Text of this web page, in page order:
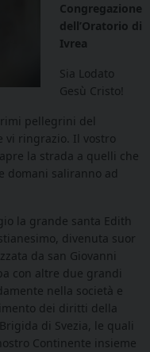
Congregazione
dell’Oratorio di
Ivrea
Sia Lodato
Gesù Cristo!
pellegrini del
vi ringrazio. Il vostro
la strada a quelli che
domani saliranno ad
la grande santa Edith
divenuta suor
da san Giovanni
con altre due grandi
nella società e
dei diritti della
di Svezia, le quali
Continente insieme